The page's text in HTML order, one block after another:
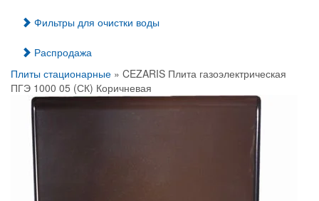
Фильтры для очистки воды
Распродажа
Плиты стационарные » CEZARIS Плита газоэлектрическая
ПГЭ 1000 05 (СК) Коричневая